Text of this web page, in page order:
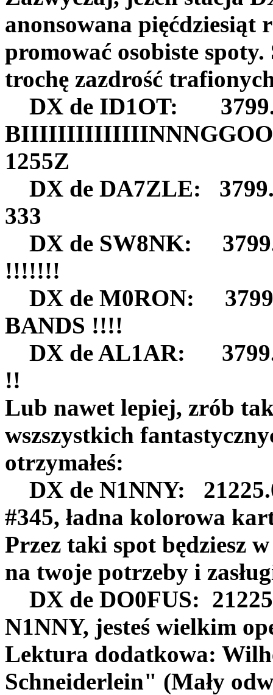
anonsowana pięćdziesiąt
promować osobiste
trochę zazdrość
DX de ID1OT:
1255Z
DX de DA7ZLE:
333
DX de SW8NK:
!!!!!!!
DX de M0RON:
BANDS
DX de AL1AR:
!!
Lub nawet lepiej, zrób
wszszystkich
otrzymałeś:
DX de N1NNY:
#345, ładna
Przez taki spot będziesz
na twoje potrzeby i
DX de DO0FUS:
N1NNY, jesteś
Lektura dodatkowa:
Schneiderlein" (Mały